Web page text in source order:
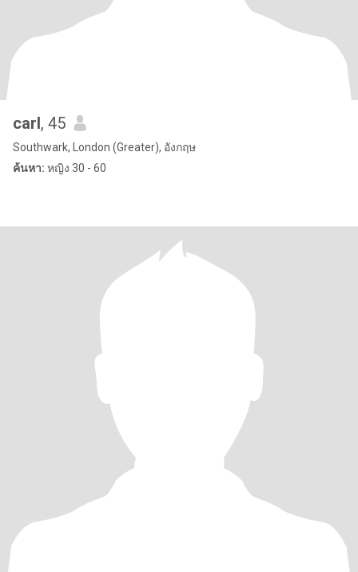
carl, 45
Southwark, London (Greater), อังกฤษ
ค้นหา: หญิง 30 - 60